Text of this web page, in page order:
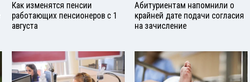
Как изменятся пенсии
работающих пенсионеров с 1
августа
Абитуриентам напомнили о
крайней дате подачи согласия
на зачисление